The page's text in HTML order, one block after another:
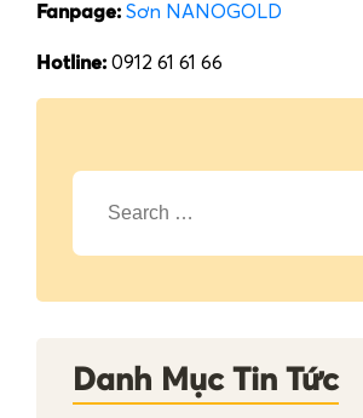
Fanpage: Sơn NANOGOLD
Hotline: 0912 61 61 66
T
k
ế
h
o
Danh Mục Tin Tức